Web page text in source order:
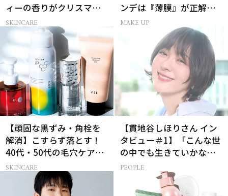
ィーの香りがクリスマス
に向けて限定セットで復
刻！
SKINCARE
ンデは『薄膜』が正解で
した
MAKE UP
【頑固な黒ずみ・角栓を
解消】こすらず落とす！
40代・50代の毛穴ケア4
選
SKINCARE
【貫地谷しほりさん イン
タビュー＃1】「こんな世
の中でも生きていかなけ
れば…」母になった今の
彼女だからこそ演じられ
る樋口一葉とは？
PEOPLE